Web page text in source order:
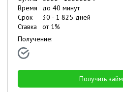
Время
до 40 минут
Срок
30 - 1 825 дней
Ставка
от 1%
Получение:
Получить займ